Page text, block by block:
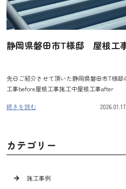
静岡県磐田市T様邸 屋根工
先日ご紹介させて頂いた静岡県磐田市T様
工事before屋根工事施工中屋根工事after
続きを読む 2026.01.17
カテゴリー
施工事例